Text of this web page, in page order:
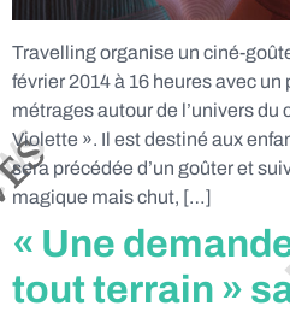
Travelling organise un ciné-
février 2014 à 16 heures avec
métrages autour de l’univers du
Violette ». Il est destiné aux
sera précédée d’un goûter et
magique mais chut, […]
« Une
tout terrain »